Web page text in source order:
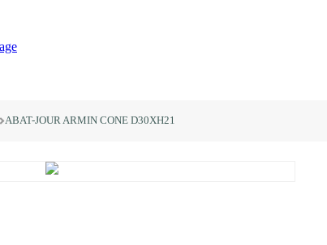
ABAT-JOUR ARMIN CONE D30XH21